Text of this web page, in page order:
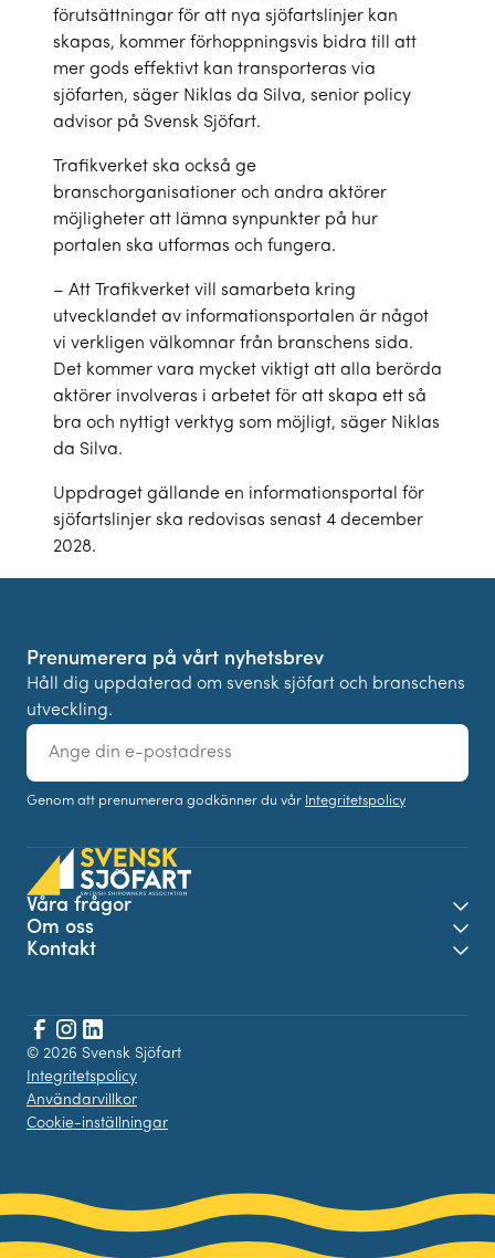
förutsättningar för att nya sjöfartslinjer kan
skapas, kommer förhoppningsvis bidra till att
mer gods effektivt kan transporteras via
sjöfarten, säger Niklas da Silva, senior policy
advisor på Svensk Sjöfart.
Trafikverket ska också ge
branschorganisationer och andra aktörer
möjligheter att lämna synpunkter på hur
portalen ska utformas och fungera.
– Att Trafikverket vill samarbeta kring
utvecklandet av informationsportalen är något
vi verkligen välkomnar från branschens sida.
Det kommer vara mycket viktigt att alla berörda
aktörer involveras i arbetet för att skapa ett så
bra och nyttigt verktyg som möjligt, säger Niklas
da Silva.
Uppdraget gällande en informationsportal för
sjöfartslinjer ska redovisas senast 4 december
2028.
Prenumerera på vårt nyhetsbrev
Håll dig uppdaterad om svensk sjöfart och branschens
utveckling.
E-
post
Genom att prenumerera godkänner du vår Integritetspolicy
Våra frågor
Om oss
Kontakt
© 2026 Svensk Sjöfart
Integritetspolicy
Användarvillkor
Cookie-inställningar
Facebook
Instagram
LinkedIn